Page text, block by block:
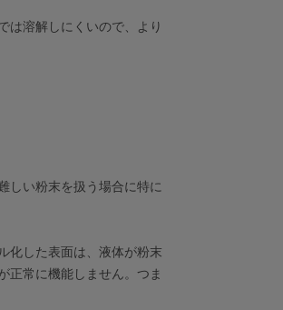
は溶解しにくいので、より
しい粉末を扱う場合に特に
化した表面は、液体が粉末
正常に機能しません。つま